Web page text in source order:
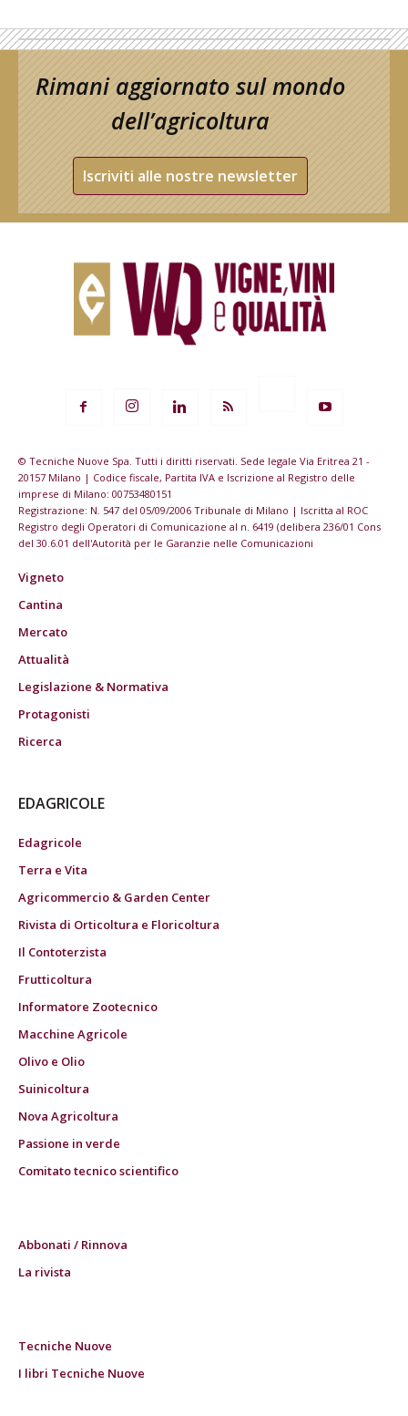
Rimani aggiornato sul mondo
dell’agricoltura
Iscriviti alle nostre newsletter
© Tecniche Nuove Spa. Tutti i diritti riservati. Sede legale Via Eritrea 21 -
20157 Milano | Codice fiscale, Partita IVA e Iscrizione al Registro delle
imprese di Milano: 00753480151
Registrazione: N. 547 del 05/09/2006 Tribunale di Milano | Iscritta al ROC
Registro degli Operatori di Comunicazione al n. 6419 (delibera 236/01 Cons
del 30.6.01 dell'Autorità per le Garanzie nelle Comunicazioni
Vigneto
Cantina
Mercato
Attualità
Legislazione & Normativa
Protagonisti
Ricerca
EDAGRICOLE
Edagricole
Terra e Vita
Agricommercio & Garden Center
Rivista di Orticoltura e Floricoltura
Il Contoterzista
Frutticoltura
Informatore Zootecnico
Macchine Agricole
Olivo e Olio
Suinicoltura
Nova Agricoltura
Passione in verde
Comitato tecnico scientifico
Abbonati / Rinnova
La rivista
Tecniche Nuove
I libri Tecniche Nuove